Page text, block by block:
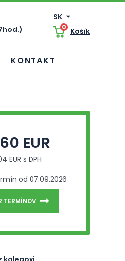
SK
0 Košík
KONTAKT
EUR
EUR s DPH
od 07.09.2026
TERMÍNOV
kolegovi